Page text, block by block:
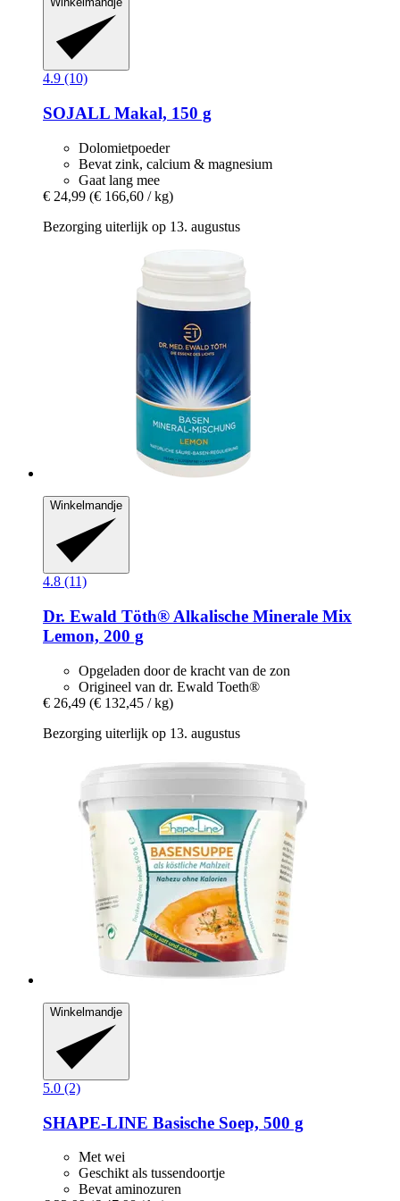
4.9 (10)
SOJALL Makal, 150 g
Dolomietpoeder
Bevat zink, calcium & magnesium
Gaat lang mee
€ 24,99 (€ 166,60 / kg)
Bezorging uiterlijk op 13. augustus
Winkelmandje
4.8 (11)
Dr. Ewald Töth® Alkalische Minerale Mix
Lemon, 200 g
Opgeladen door de kracht van de zon
Origineel van dr. Ewald Toeth®
€ 26,49 (€ 132,45 / kg)
Bezorging uiterlijk op 13. augustus
Winkelmandje
5.0 (2)
SHAPE-LINE Basische Soep, 500 g
Met wei
Geschikt als tussendoortje
Bevat aminozuren